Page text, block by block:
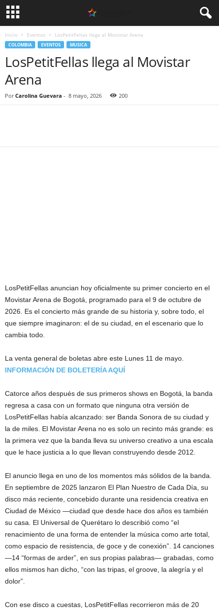
Inicio Eventos LosPetitFellas llega al Movistar Arena
COLOMBIA EVENTOS MUSICA
LosPetitFellas llega al Movistar
Arena
Por Carolina Guevara - 8 mayo, 2026 200
LosPetitFellas anuncian hoy oficialmente su primer concierto en el
Movistar Arena de Bogotá, programado para el 9 de octubre de
2026. Es el concierto más grande de su historia y, sobre todo, el
que siempre imaginaron: el de su ciudad, en el escenario que lo
cambia todo.
La venta general de boletas abre este Lunes 11 de mayo.
INFORMACIÓN DE BOLETERÍA AQUÍ
Catorce años después de sus primeros shows en Bogotá, la banda
regresa a casa con un formato que ninguna otra versión de
LosPetitFellas había alcanzado: ser Banda Sonora de su ciudad y
la de miles. El Movistar Arena no es solo un recinto más grande: es
la primera vez que la banda lleva su universo creativo a una escala
que le hace justicia a lo que llevan construyendo desde 2012.
El anuncio llega en uno de los momentos más sólidos de la banda.
En septiembre de 2025 lanzaron El Plan Nuestro de Cada Día, su
disco más reciente, concebido durante una residencia creativa en
Ciudad de México —ciudad que desde hace dos años es también
su casa. El Universal de Querétaro lo describió como “el
renacimiento de una forma de entender la música como arte total,
como espacio de resistencia, de goce y de conexión”. 14 canciones
—14 “formas de arder”, en sus propias palabras— grabadas, como
ellos mismos han dicho, “con las tripas, el groove, la alegría y el
dolor”.
Con ese disco a cuestas, LosPetitFellas recorrieron más de 20